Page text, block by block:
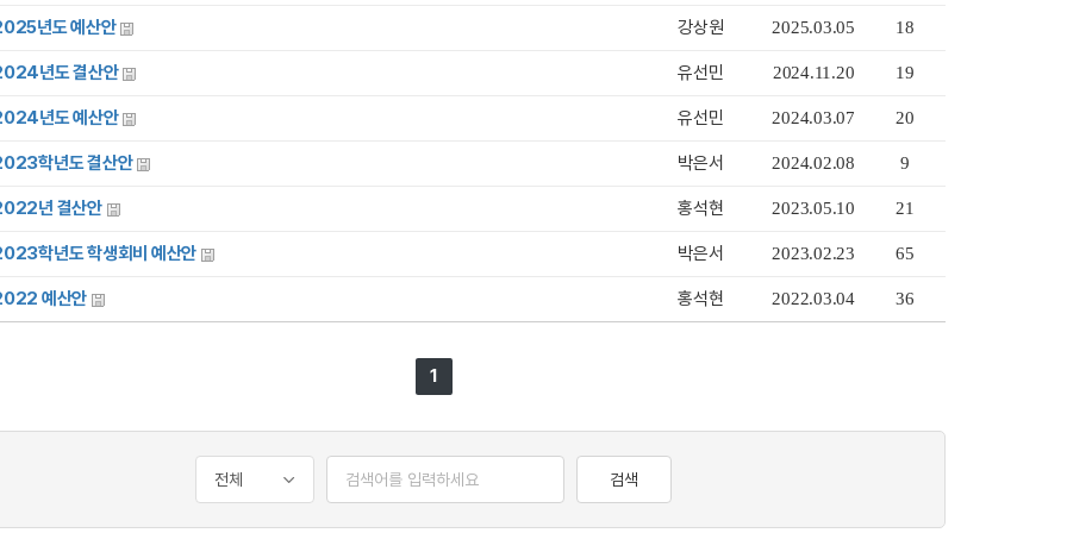
년도 예산안 강상원 2025.03.05 18
년도 결산안 유선민 2024.11.20 19
년도 예산안 유선민 2024.03.07 20
학년도 결산안 박은서 2024.02.08 9
년 결산안 홍석현 2023.05.10 21
학년도 학생회비 예산안 박은서 2023.02.23 65
예산안 홍석현 2022.03.04 36
1
검색